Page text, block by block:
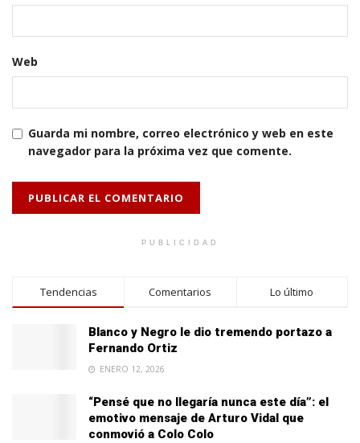
Web
Guarda mi nombre, correo electrónico y web en este
navegador para la próxima vez que comente.
PUBLICIDAD
Tendencias Comentarios Lo último
Blanco y Negro le dio tremendo portazo a
Fernando Ortiz
ENERO 12, 2026
“Pensé que no llegaría nunca este día”: el
emotivo mensaje de Arturo Vidal que
conmovió a Colo Colo